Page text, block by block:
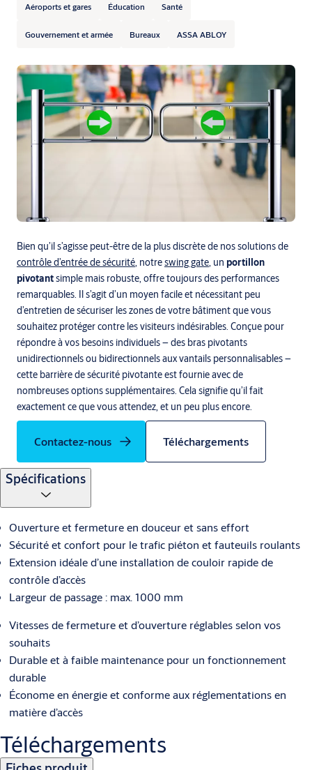
Aéroports et gares Éducation Santé
Gouvernement et armée Bureaux ASSA ABLOY
Bien qu’il s’agisse peut-être de la plus discrète de nos solutions de
contrôle d’entrée de sécurité, notreswing gate, un portillon
pivotantsimple mais robuste, offre toujours des performances
remarquables. Il s’agit d’un moyen facile et nécessitant peu
d’entretien de sécuriser les zones de votre bâtiment que vous
souhaitez protéger contre les visiteurs indésirables. Conçue pour
répondre à vos besoins individuels – des bras pivotants
unidirectionnels ou bidirectionnels aux vantails personnalisables –
cette barrière de sécurité pivotante est fournie avec de
nombreuses options supplémentaires. Cela signifie qu’il fait
exactement ce que vous attendez, et un peu plus encore.
Contactez-nous Téléchargements
Spécifications
Ouverture et fermeture en douceur et sans effort
Sécurité et confort pour le trafic piéton et fauteuils roulants
Extension idéale d’une installation de couloir rapide de
contrôle d’accès
Largeur de passage : max. 1000 mm
Vitesses de fermeture et d’ouverture réglables selon vos
souhaits
Durable et à faible maintenance pour un fonctionnement
durable
Économe en énergie et conforme aux réglementations en
matière d’accès
Téléchargements